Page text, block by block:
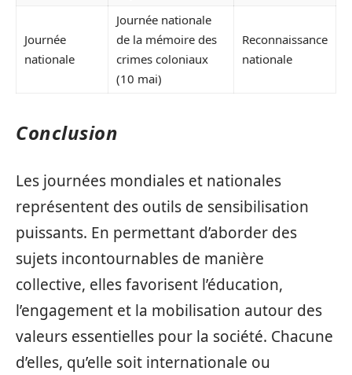
Journée
nationale
Journée nationale
de la mémoire des
crimes coloniaux
(10 mai)
Reconnaissance
nationale
Conclusion
Les journées mondiales et nationales
représentent des outils de sensibilisation
puissants. En permettant d’aborder des
sujets incontournables de manière
collective, elles favorisent l’éducation,
l’engagement et la mobilisation autour des
valeurs essentielles pour la société. Chacune
d’elles, qu’elle soit internationale ou